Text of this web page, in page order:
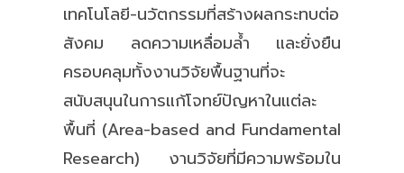
เทคโนโลยี-นวัตกรรมที่สร้างผลกระทบต่อ
สังคม ลดความเหลื่อมล้ำ และยั่งยืน
ครอบคลุมทั้งงานวิจัยพื้นฐานที่จะ
สนับสนุนในการแก้โจทย์ปัญหาในแต่ละ
พื้นที่ (Area-based and Fundamental
Research) งานวิจัยที่มีความพร้อมใน